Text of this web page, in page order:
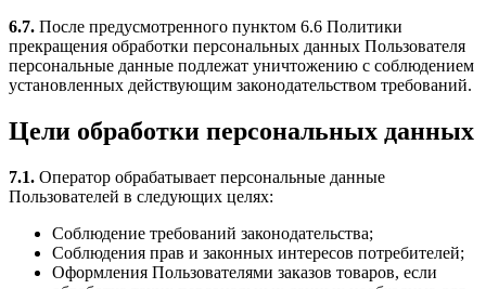
6.7. После предусмотренного пунктом 6.6 Политики
прекращения обработки персональных данных Пользователя
персональные данные подлежат уничтожению с соблюдением
установленных действующим законодательством требований.
Цели обработки персональных данных
7.1. Оператор обрабатывает персональные данные
Пользователей в следующих целях:
Соблюдение требований законодательства;
Соблюдения прав и законных интересов потребителей;
Оформления Пользователями заказов товаров, если